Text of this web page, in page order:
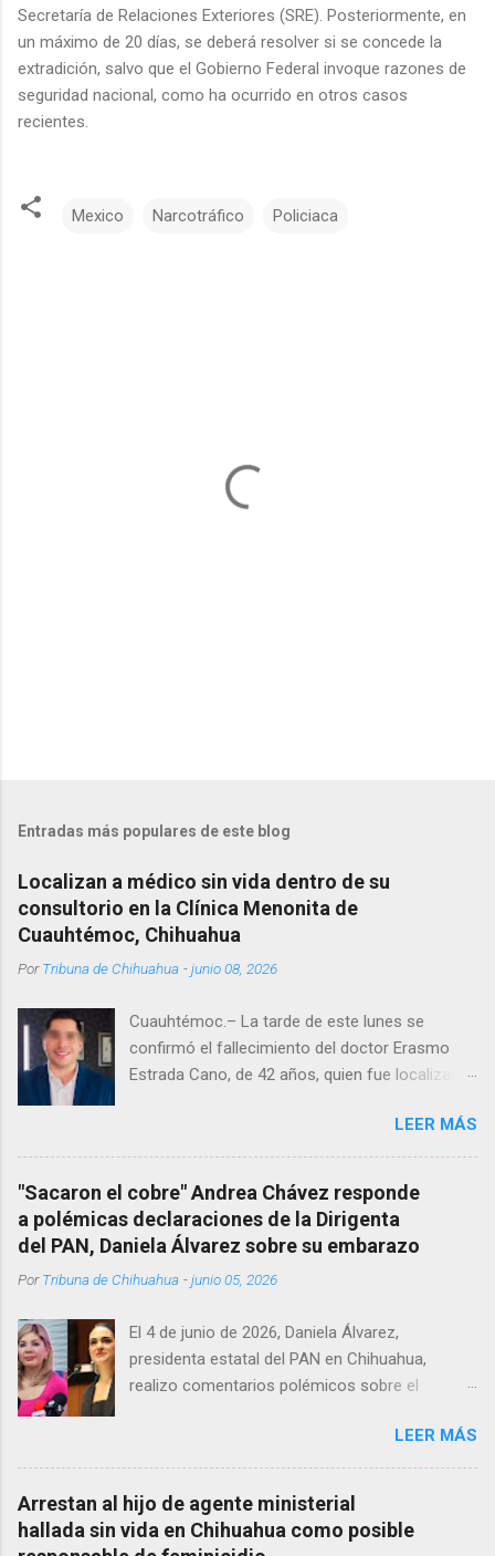
Secretaría de Relaciones Exteriores (SRE). Posteriormente, en
un máximo de 20 días, se deberá resolver si se concede la
extradición, salvo que el Gobierno Federal invoque razones de
seguridad nacional, como ha ocurrido en otros casos
recientes.
Mexico Narcotráfico Policiaca
Entradas más populares de este blog
Localizan a médico sin vida dentro de su
consultorio en la Clínica Menonita de
Cuauhtémoc, Chihuahua
PorTribuna de Chihuahua -junio 08, 2026
Cuauhtémoc.– La tarde de este lunes se
confirmó el fallecimiento del doctor Erasmo
Estrada Cano, de 42 años, quien fue localizado
Menonita, ubicada en el kilómetro 10 del
Corredor Comercial. Según reportes el médico
se habría quitado la vida mientras permanecía
encerrado en el consultorio, por lo que
autoridades tuvieron que derribar la puerta,
Estrada, quien se desempeñó como presidente
un médico reconocido en la región.
LEER MÁS
"Sacaron el cobre" Andrea Chávez responde
a polémicas declaraciones de la Dirigenta
del PAN, Daniela Álvarez sobre su embarazo
PorTribuna de Chihuahua -junio 05, 2026
El 4 de junio de 2026, Daniela Álvarez,
presidenta estatal del PAN en Chihuahua,
realizo comentarios polémicos sobre el
Chávez. “acuérdense que su bebé está por
nacer”, expresó al ser cuestionada sobre si la
retaría a tomarse una foto en un restaurante
de Texas como una prueba de que si cuenta
con VISA Álvarez añadió: “Yo no sé dónde irá a
LEER MÁS
Arrestan al hijo de agente ministerial
hallada sin vida en Chihuahua como posible